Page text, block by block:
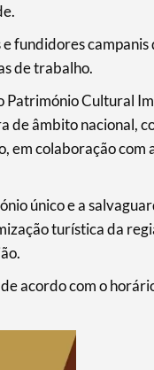
fundidores campanis
de trabalho.
Património Cultural
de âmbito nacional,
em colaboração com
único e a
turística da
acordo com o